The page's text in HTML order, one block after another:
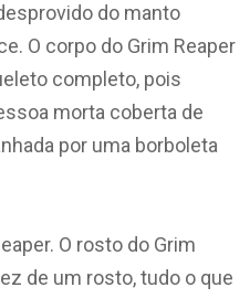
do manto
O corpo do Grim Reaper
completo, pois
morta coberta de
por uma borboleta
O rosto do Grim
de um rosto, tudo o que